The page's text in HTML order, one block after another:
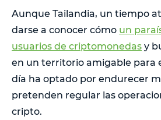
Aunque Tailandia, un tiempo
darse a conocer cómo un
usuarios de criptomonedas y
en un territorio amigable para
día ha optado por endurecer
pretenden regular las
cripto.